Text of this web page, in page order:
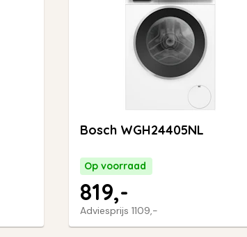
Bosch WGH24405NL
Op voorraad
Adviesprijs 1109,-
819,-